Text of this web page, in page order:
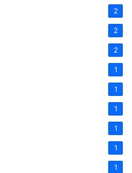
2
2
2
1
1
1
1
1
1